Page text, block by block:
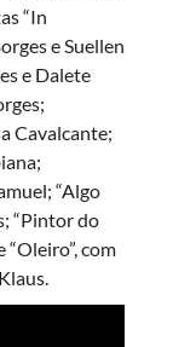
“In
e Suellen
e Dalete
Cavalcante;
“Algo
“Pintor do
“Oleiro”, com